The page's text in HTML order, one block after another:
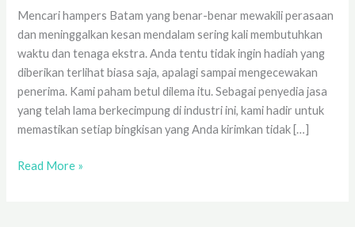
Mencari hampers Batam yang benar-benar mewakili perasaan
dan meninggalkan kesan mendalam sering kali membutuhkan
waktu dan tenaga ekstra. Anda tentu tidak ingin hadiah yang
diberikan terlihat biasa saja, apalagi sampai mengecewakan
penerima. Kami paham betul dilema itu. Sebagai penyedia jasa
yang telah lama berkecimpung di industri ini, kami hadir untuk
memastikan setiap bingkisan yang Anda kirimkan tidak […]
Read More »